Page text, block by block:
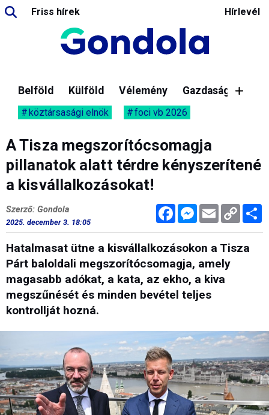
Friss hírek Hírlevél
Belföld Külföld Vélemény Gazdaság
köztársasági elnök foci vb 2026
A Tisza megszorítócsomagja
pillanatok alatt térdre kényszerítené
a kisvállalkozásokat!
FacebookMessenger
Email Copy
Link
Szerző: Gondola
2025. december 3. 18:05
Hatalmasat ütne a kisvállalkozásokon a Tisza
Párt baloldali megszorítócsomagja, amely
magasabb adókat, a kata, az ekho, a kiva
megszűnését és minden bevétel teljes
kontrollját hozná.